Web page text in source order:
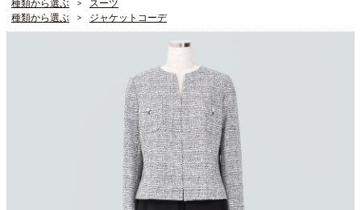
種類から選ぶ
スーツ
種類から選ぶ
ジャケットコーデ